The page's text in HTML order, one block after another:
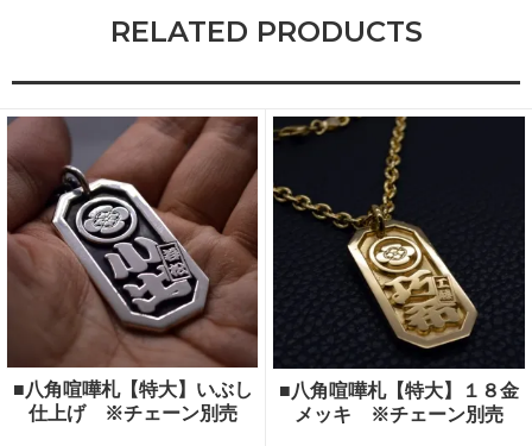
RELATED PRODUCTS
■八角喧嘩札【特大】いぶし
仕上げ ※チェーン別売
■八角喧嘩札【特大】１８金
メッキ ※チェーン別売